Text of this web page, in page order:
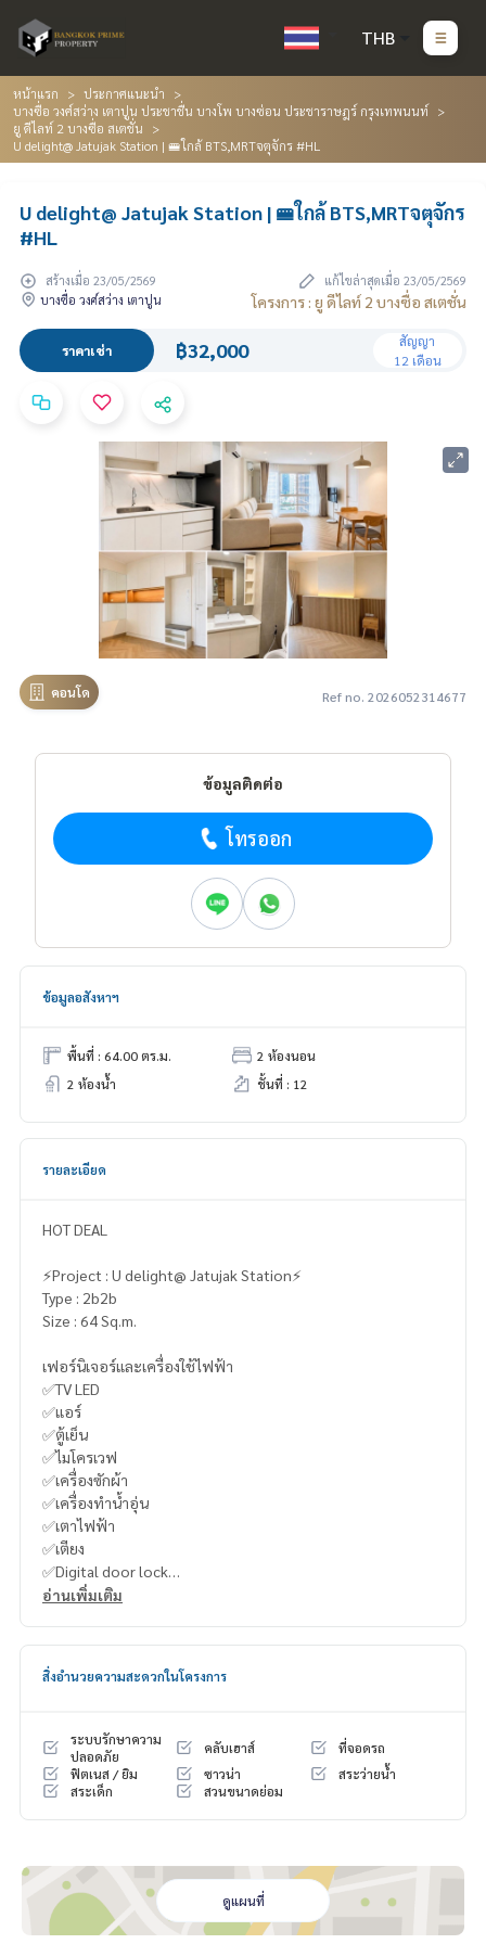
THB
หน้าแรก
ประกาศแนะนำ
บางซื่อ วงศ์สว่าง เตาปูน ประชาชื่น บางโพ บางซ่อน ประชาราษฎร์ กรุงเทพนนท์
ยู ดีไลท์ 2 บางซื่อ สเตชั่น
U delight@ Jatujak Station | 🚝ใกล้ BTS,MRTจตุจักร #HL
U delight@ Jatujak Station | 🚝ใกล้ BTS,MRTจตุจักร
#HL
สร้างเมื่อ 23/05/2569
แก้ไขล่าสุดเมื่อ 23/05/2569
บางซื่อ วงศ์สว่าง เตาปูน
โครงการ : ยู ดีไลท์ 2 บางซื่อ สเตชั่น
ราคาเช่า ฿32,000
สัญญา
12 เดือน
คอนโด Ref no. 2026052314677
ข้อมูลติดต่อ
โทรออก
ข้อมูลอสังหาฯ
พื้นที่ : 64.00 ตร.ม.
2 ห้องนอน
2 ห้องน้ำ
ชั้นที่ : 12
รายละเอียด
HOT DEAL
⚡️Project : U delight@ Jatujak Station⚡️
Type : 2b2b
Size : 64 Sq.m.
เฟอร์นิเจอร์และเครื่องใช้ไฟฟ้า
✅TV LED
✅แอร์
✅ตู้เย็น
✅ไมโครเวฟ
✅เครื่องซักผ้า
✅เครื่องทำน้ำอุ่น
✅เตาไฟฟ้า
✅เตียง
✅Digital door lock
📌สระว่ายน้ำ
📌ฟิตเนส
รับประกันความปลอดภัยให้กับผู้อาศัย
📌ร้านซักรีด
📌ร้านสะดวกซื้อ 7-11 หน้าคอนโด
📌ที่จอดรถ 1 คัน ไม่ล้อคช่องจอด
📌รถตู้ บริการไปสถานี รถไฟฟ้า จตุจักร
- สถานที่ใกล้เคียง
⭐️เซ็นทรัล ลาดพร้าว
⭐️ยูเนี่ยนมอล
⭐️เมเจอร์ รัชโยธิน
อ่านเพิ่มเติม
สิ่งอำนวยความสะดวกในโครงการ
ระบบรักษาความ
ปลอดภัย
คลับเฮาส์
ที่จอดรถ
ฟิตเนส / ยิม
ซาวน่า
สระว่ายน้ำ
สระเด็ก
สวนขนาดย่อม
ดูแผนที่